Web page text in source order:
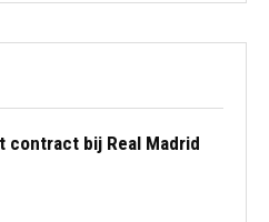
contract bij Real Madrid